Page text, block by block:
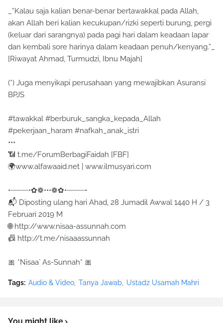
_”Kalau saja kalian benar-benar bertawakkal pada Allah,
akan Allah beri kalian kecukupan/rizki seperti burung, pergi
(keluar dari sarangnya) pada pagi hari dalam keadaan lapar
dan kembali sore harinya dalam keadaan penuh/kenyang.”_
[Riwayat Ahmad, Turmudzi, Ibnu Majah]
(*) Juga menyikapi perusahaan yang mewajibkan Asuransi
BPJS
#tawakkal #berburuk_sangka_kepada_Allah
#pekerjaan_haram #nafkah_anak_istri
•••
📶 t.me/ForumBerbagiFaidah [FBF]
🌍www.alfawaaid.net | www.ilmusyari.com
•┈┈┈┈•✿❁•••❁✿•┈┈┈┈•
📬 Diposting ulang hari Ahad, 28 Jumadil Awwal 1440 H / 3
Februari 2019 M
🌐 http://www.nisaa-assunnah.com
📠 http://t.me/nisaaassunnah
🎀 *Nisaa` As-Sunnah* 🎀
Tags: Audio & Video Tanya Jawab Ustadz Usamah Mahri